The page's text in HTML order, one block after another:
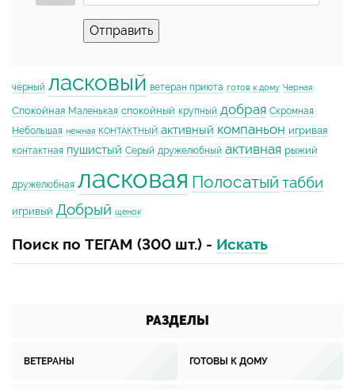
Отправить
чёрный ласковый ветеран приюта готов к дому Черная
Спокойная Маленькая спокойный крупный добрая Скромная
Небольшая нежная КОНТАКТНЫЙ активный компаньон игривая
контактная пушистый Серый дружелюбный активная рыжий
дружелюбная ласковая Полосатый табби
игривый Добрый щенок
Поиск по ТЕГАМ (300 шт.) - Искать
РАЗДЕЛЫ
ВЕТЕРАНЫ ГОТОВЫ К ДОМУ